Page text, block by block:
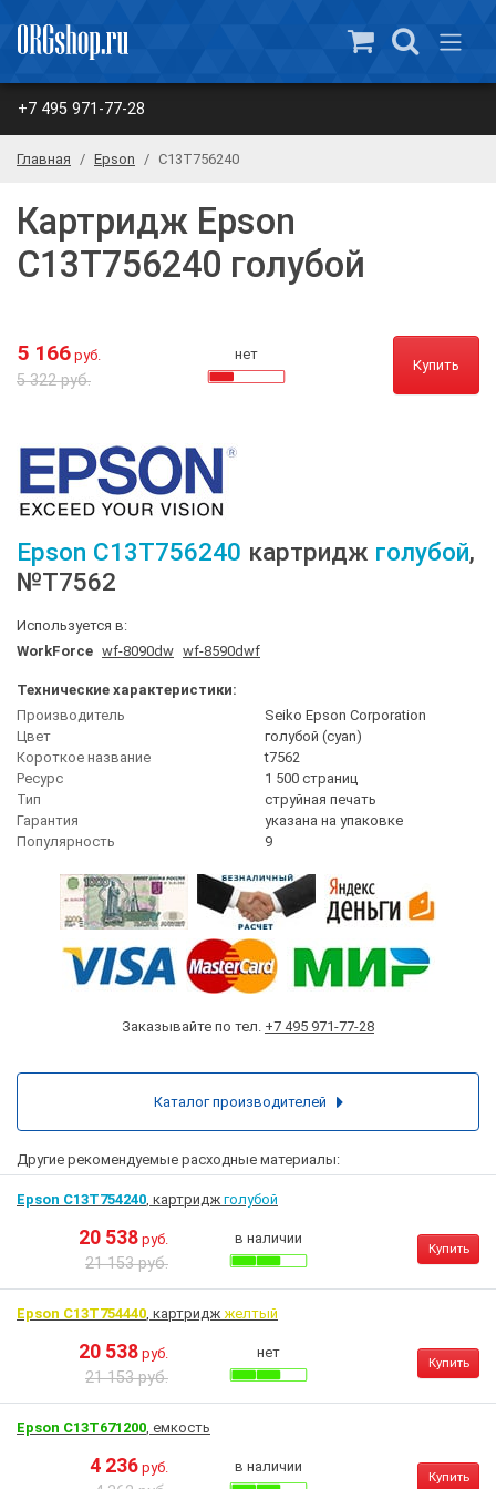
+7 495 971-77-28
Главная Epson C13T756240
Картридж Epson
C13T756240 голубой
5 166 руб.
5 322 руб.
нет
Купить
Epson C13T756240 картридж голубой,
№T7562
Используется в:
WorkForce wf-8090dw wf-8590dwf
Технические характеристики:
Производитель
Seiko Epson Corporation
Цвет
голубой (cyan)
Короткое название
t7562
Ресурс
1 500 страниц
Тип
струйная печать
Гарантия
указана на упаковке
Популярность
9
Заказывайте по тел. +7 495 971-77-28
Другие рекомендуемые расходные материалы:
Epson C13T754240, картридж голубой
20 538 руб.
21 153 руб.
в наличии
Купить
Epson C13T754440, картридж желтый
20 538 руб.
21 153 руб.
нет
Купить
Epson C13T671200, емкость
4 236 руб. в наличии
Купить